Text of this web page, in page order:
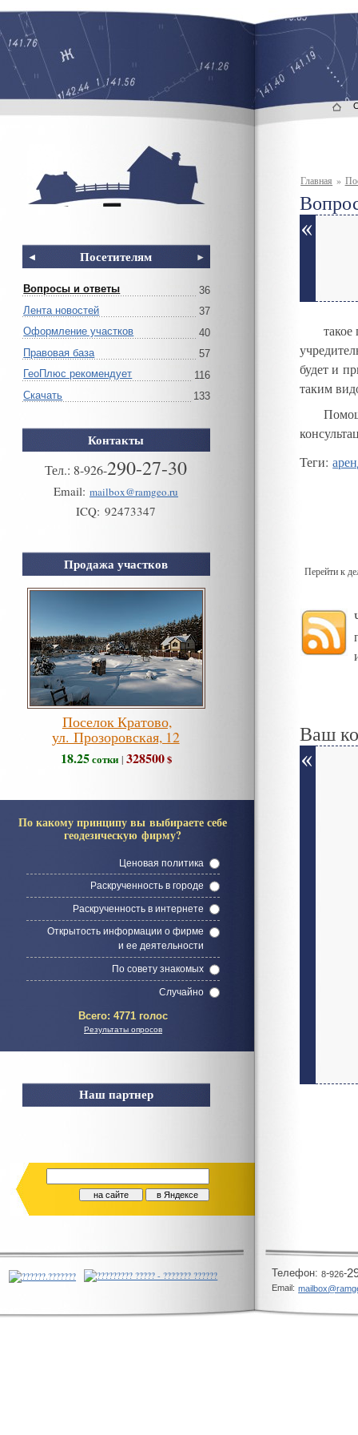
Посетителям
Вопросы и ответы
36
Лента новостей
37
Оформление участков
40
Правовая база
57
ГеоПлюс рекомендует
116
Скачать
133
Контакты
Тел.: 8-926-290-27-30
Email: mailbox@ramgeo.ru
ICQ: 92473347
Продажа участков
Поселок Кратово,
ул. Прозоровская, 12
18.25сотки | 328500$
По какому принципу вы выбираете себе
геодезическую фирму?
Ценовая политика
Раскрученность в городе
Раскрученность в интернете
Открытость информации о фирме
и ее деятельности
По совету знакомых
Случайно
Всего: 4771 голос
Результаты опросов
Наш партнер
Главная »
будет и
таким
Теги:
Перейти к
Ваш
Телeфон: 8-926-
Email: